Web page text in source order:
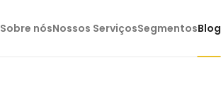
Sobre nósNossos ServiçosSegmentosBlog